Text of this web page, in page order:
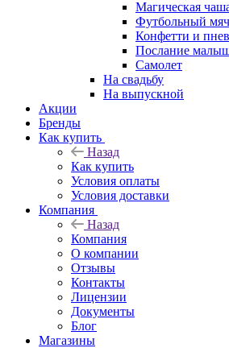
Магическая
Футбольный мяч
Конфетти и
Послание
Самолет
На свадьбу
На выпускной
Акции
Бренды
Как купить
Назад
Как купить
Условия оплаты
Условия доставки
Компания
Назад
Компания
О компании
Отзывы
Контакты
Лицензии
Документы
Блог
Магазины